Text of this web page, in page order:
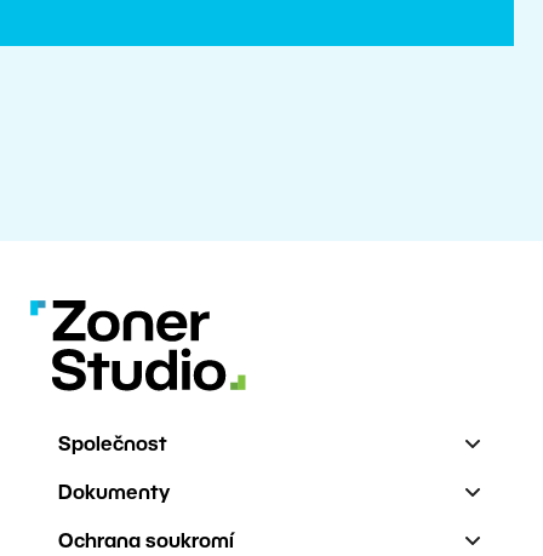
Společnost
Dokumenty
Ochrana soukromí